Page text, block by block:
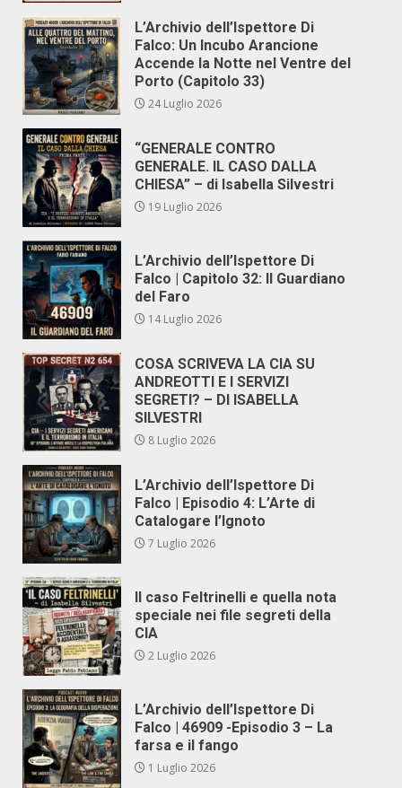
L’Archivio dell’Ispettore Di
Falco: Un Incubo Arancione
Accende la Notte nel Ventre del
Porto (Capitolo 33)
24 Luglio 2026
“GENERALE CONTRO
GENERALE. IL CASO DALLA
CHIESA” – di Isabella Silvestri
19 Luglio 2026
L’Archivio dell’Ispettore Di
Falco | Capitolo 32: Il Guardiano
del Faro
14 Luglio 2026
COSA SCRIVEVA LA CIA SU
ANDREOTTI E I SERVIZI
SEGRETI? – DI ISABELLA
SILVESTRI
8 Luglio 2026
L’Archivio dell’Ispettore Di
Falco | Episodio 4: L’Arte di
Catalogare l’Ignoto
7 Luglio 2026
Il caso Feltrinelli e quella nota
speciale nei file segreti della
CIA
2 Luglio 2026
L’Archivio dell’Ispettore Di
Falco | 46909 -Episodio 3 – La
farsa e il fango
1 Luglio 2026